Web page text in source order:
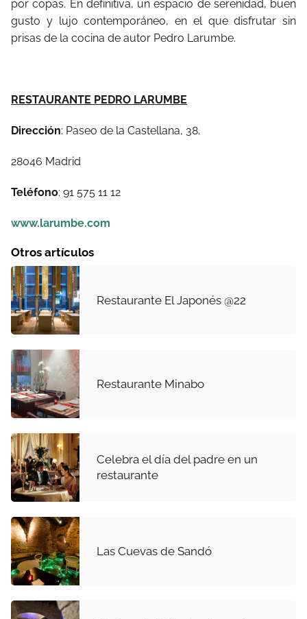
por copas. En definitiva, un espacio de serenidad, buen
gusto y lujo contemporáneo, en el que disfrutar sin
prisas de la cocina de autor Pedro Larumbe.
RESTAURANTE PEDRO LARUMBE
Dirección: Paseo de la Castellana, 38.
28046 Madrid
Teléfono: 91 575 11 12
www.larumbe.com
Otros artículos
Restaurante El Japonés @22
Restaurante Minabo
Celebra el día del padre en un
restaurante
Las Cuevas de Sandó